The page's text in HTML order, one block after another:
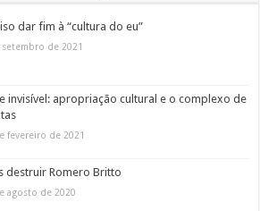
dar fim à “cultura do eu”
setembro de 2021
invisível: apropriação cultural e o complexo de
fevereiro de 2021
destruir Romero Britto
agosto de 2020